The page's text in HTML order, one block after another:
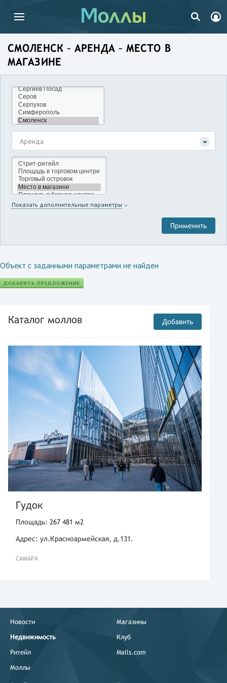
СМОЛЕНСК – АРЕНДА – МЕСТО В
МАГАЗИНЕ
Аренда
Показать дополнительные параметры
Объект с заданными параметрами не найден
ДОБАВИТЬ ПРЕДЛОЖЕНИЕ
Каталог моллов Добавить
Гудок
Площадь: 267 481 м2
Адрес: ул.Красноармейская, д.131.
САМАРА
Новости
Недвижимость
Ритейл
Моллы
Магазины
Клуб
Malls.com